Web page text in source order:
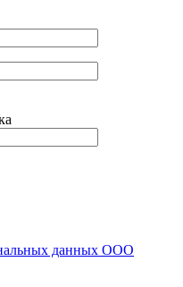
данных ООО